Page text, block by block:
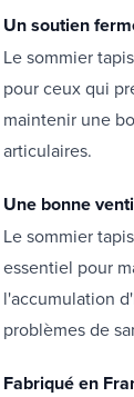
Un soutien
Le sommier
pour ceux qui
maintenir une
articulaires.
Une bonne
Le sommier
essentiel pour
l'accumulation
problèmes de
Fabriqué en